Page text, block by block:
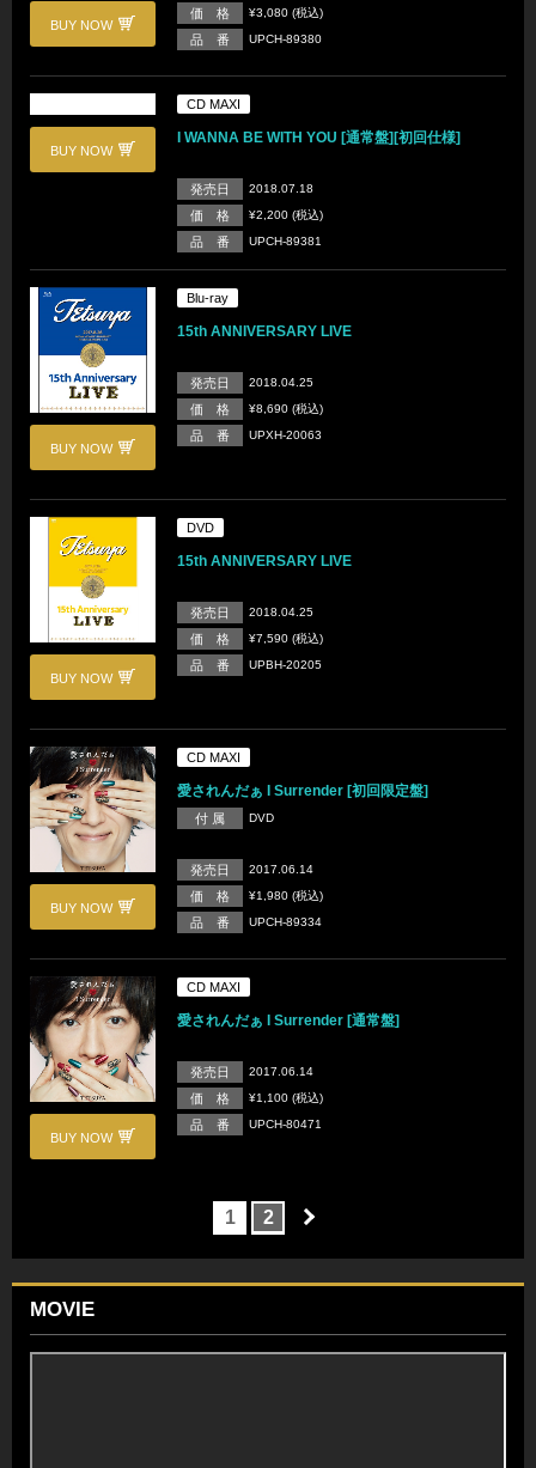
BUY NOW
価 格 ¥3,080 (税込)
品 番 UPCH-89380
BUY NOW
CD MAXI
I WANNA BE WITH YOU [通常盤][初回仕様]
発売日 2018.07.18
価 格 ¥2,200 (税込)
品 番 UPCH-89381
BUY NOW
Blu-ray
15th ANNIVERSARY LIVE
発売日 2018.04.25
価 格 ¥8,690 (税込)
品 番 UPXH-20063
BUY NOW
DVD
15th ANNIVERSARY LIVE
発売日 2018.04.25
価 格 ¥7,590 (税込)
品 番 UPBH-20205
BUY NOW
CD MAXI
愛されんだぁ I Surrender [初回限定盤]
付 属 DVD
発売日 2017.06.14
価 格 ¥1,980 (税込)
品 番 UPCH-89334
BUY NOW
CD MAXI
愛されんだぁ I Surrender [通常盤]
発売日 2017.06.14
価 格 ¥1,100 (税込)
品 番 UPCH-80471
1 2
MOVIE